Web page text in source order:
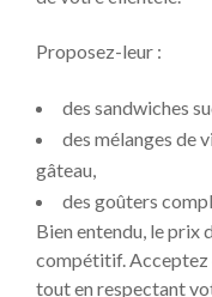
Proposez-leur :
des sandwiches
des mélanges de
gâteau,
des goûters
Bien entendu, le prix
compétitif. Acceptez
tout en respectant